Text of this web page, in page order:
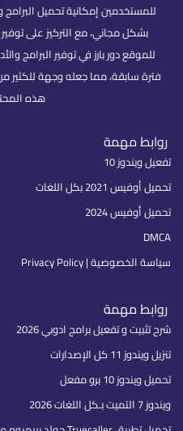
للمستخدمين إمكانية تحميل
بشكل مجاني، مع التركيز على
للموقع دور بارز في توفير البرامج
فترة سابقة، مما جعله وجهة للكثير
هذه
روابط مهمة
تفعيل ويندوز 10
تحميل أوفيس 2021 بكل اللغات
تحميل أوفيس 2024
DMCA
سياسة الخصوصية | Privacy Policy
روابط مهمة
شرح تثبيت و تفعيل برامج ادوبي 2026
تنزيل ويندوز 11 كل الإصدارات
تحميل ويندوز 10 برو مفعل
ويندوز 7 التميت بـكل اللغات 2026